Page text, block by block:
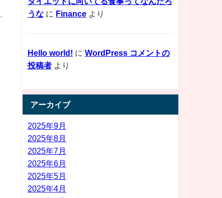
うなに Financeより
Hello world! に WordPress コメントの
投稿者より
アーカイブ
2025年9月
2025年8月
2025年7月
2025年6月
2025年5月
2025年4月